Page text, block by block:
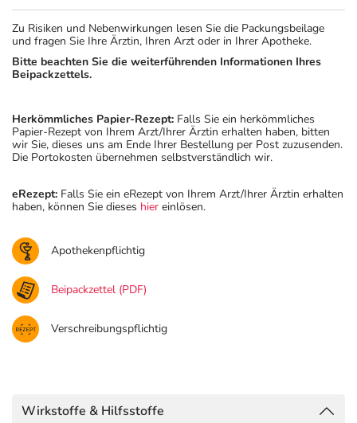
Zu Risiken und Nebenwirkungen lesen Sie die Packungsbeilage
und fragen Sie Ihre Ärztin, Ihren Arzt oder in Ihrer Apotheke.
Bitte beachten Sie die weiterführenden Informationen Ihres
Beipackzettels.
Herkömmliches Papier-Rezept: Falls Sie ein herkömmliches
Papier-Rezept von Ihrem Arzt/Ihrer Ärztin erhalten haben, bitten
wir Sie, dieses uns am Ende Ihrer Bestellung per Post zuzusenden.
Die Portokosten übernehmen selbstverständlich wir.
eRezept: Falls Sie ein eRezept von Ihrem Arzt/Ihrer Ärztin erhalten
haben, können Sie dieses hier einlösen.
Apothekenpflichtig
Beipackzettel (PDF)
Verschreibungspflichtig
Wirkstoffe & Hilfsstoffe